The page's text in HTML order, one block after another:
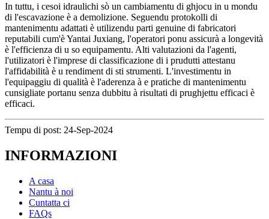
In tuttu, i cesoi idraulichi sò un cambiamentu di ghjocu in u mondu
di l'escavazione è a demolizione. Seguendu protokolli di
mantenimentu adattati è utilizendu parti genuine di fabricatori
reputabili cum'è Yantai Juxiang, l'operatori ponu assicurà a longevità
è l'efficienza di u so equipamentu. Alti valutazioni da l'agenti,
l'utilizatori è l'imprese di classificazione di i prudutti attestanu
l'affidabilità è u rendiment di sti strumenti. L'investimentu in
l'equipaggiu di qualità è l'aderenza à e pratiche di mantenimentu
cunsigliate portanu senza dubbitu à risultati di prughjettu efficaci è
efficaci.
Tempu di post: 24-Sep-2024
INFORMAZIONI
A casa
Nantu à noi
Cuntatta ci
FAQs